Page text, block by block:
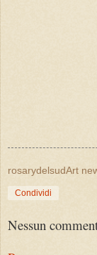
rosarydelsudArt
Condividi
Nessun